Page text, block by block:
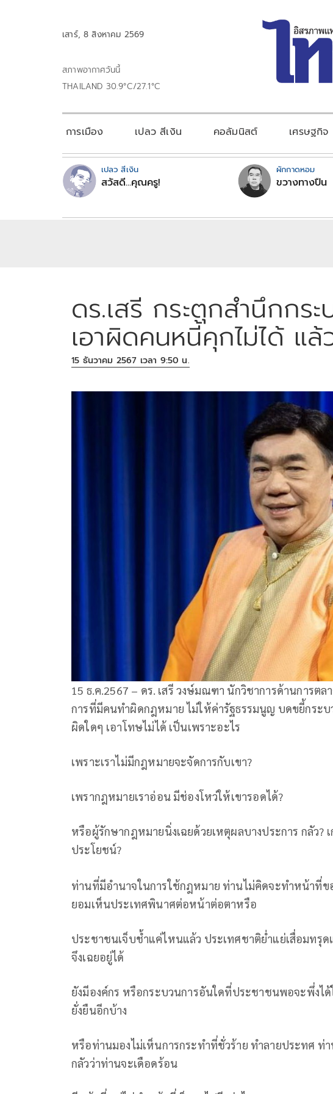
เสาร์, 8 สิงหาคม 2569
สภาพอากาศวันนี้
THAILAND 30.9°C/27.1°C
การเมือง เปลว สีเงิน คอลัมนิสต์ เศรษฐกิจ
เปลว สีเงิน
สวัสดี...คุณครู!
ผักกาดหอม
ขวางทางปืน
ดร.เสรี กระตุกสำนึกกร
เอาผิดคนหนี้คุกไม่ได้ แล้
15 ธันวาคม 2567 เวลา 9:50 น.
15 ธ.ค.2567 – ดร. เสรี วงษ์มณฑา นักวิชาการด้านการต
การที่มีคนทำผิดกฎหมาย ไม่ให้ค่ารัฐธรรมนูญ บดขยี้กระ
ผิดใดๆ เอาโทษไม่ได้ เป็นเพราะอะไร
เพราะเราไม่มีกฎหมายจะจัดการกับเขา?
เพรากฎหมายเราอ่อน มีช่องโหว่ให้เขารอดได้?
หรือผู้รักษากฎหมายนิ่งเฉยด้วยเหตุผลบางประการ กลัว?
ประโยชน์?
ท่านที่มีอำนาจในการใช้กฎหมาย ท่านไม่คิดจะทำหน้าที่ข
ยอมเห็นประเทศพินาศต่อหน้าต่อตาหรือ
ประชาชนเจ็บช้ำแค่ไหนแล้ว ประเทศชาติย่ำแย่เสื่อมทรุ
จึงเฉยอยู่ได้
ยังมีองค์กร หรือกระบวนการอันใดที่ประชาชนพอจะพึ่งไ
ยั่งยืนอีกบ้าง
หรือท่านมองไม่เห็นการกระทำที่ชั่วร้าย ทำลายประทศ ท่
กลัวว่าท่านจะเดือดร้อน